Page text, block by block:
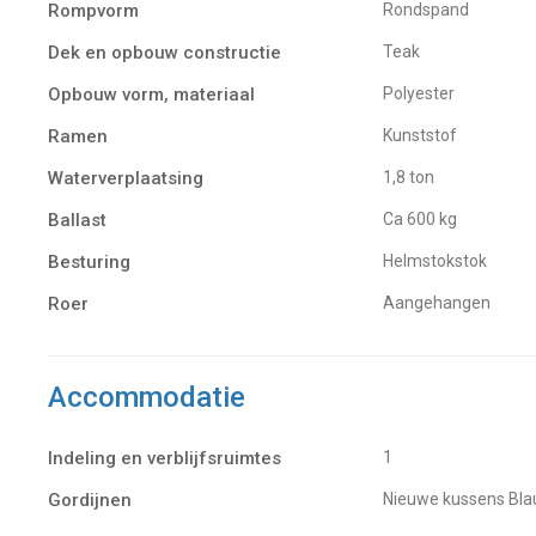
Rompvorm Rondspand
Dek en opbouw constructie Teak
Opbouw vorm, materiaal Polyester
Ramen Kunststof
Waterverplaatsing 1,8 ton
Ballast Ca 600 kg
Besturing Helmstokstok
Roer Aangehangen
Accommodatie
Indeling en verblijfsruimtes 1
Gordijnen Nieuwe kussens